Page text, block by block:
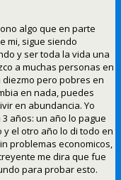
algo que en parte
mi, sigue siendo
y ser toda la vida una
a muchas personas en
pero pobres en
en nada, puedes
en abundancia. Yo
años: un año lo pague
el otro año lo di todo en
problemas economicos,
me dira que fue
para probar esto.